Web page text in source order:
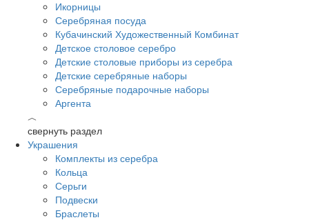
Икорницы
Серебряная посуда
Кубачинский Художественный Комбинат
Детское столовое серебро
Детские столовые приборы из серебра
Детские серебряные наборы
Серебряные подарочные наборы
Аргента
︿
свернуть раздел
Украшения
Комплекты из серебра
Кольца
Серьги
Подвески
Браслеты